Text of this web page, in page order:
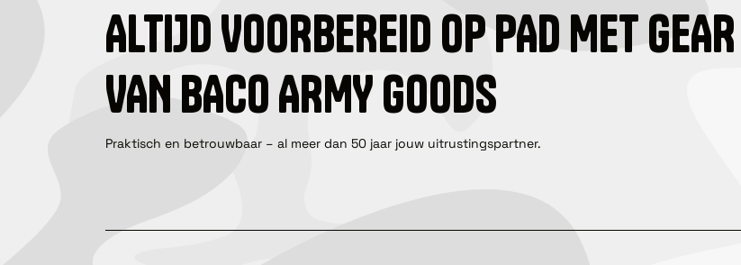
ALTIJD VOORBEREID OP PAD MET GEAR
VAN BACO ARMY GOODS
Praktisch en betrouwbaar – al meer dan 50 jaar jouw uitrustingspartner.